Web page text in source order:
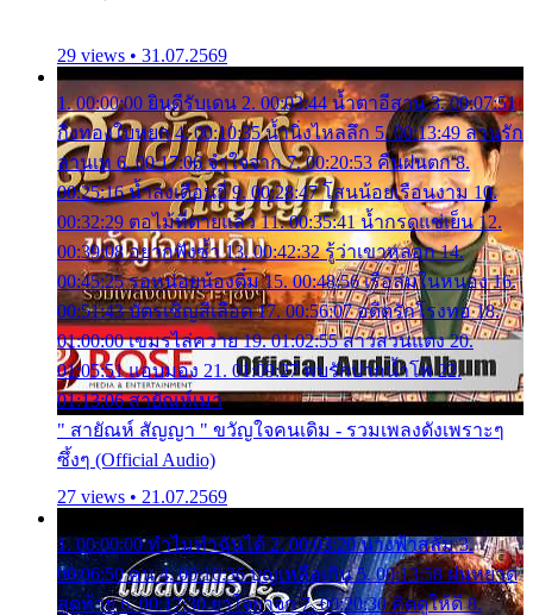
29 views • 31.07.2569
1. 00:00:00 ยินดีรับเดน 2. 00:03:44 น้ำตาอีสาน 3. 00:07:51
กิ่งทองใบหยก 4. 00:10:35 น้ำนิ่งไหลลึก 5. 00:13:49 ลานรัก
ลานเท 6. 00:17:06 จำใจจาก 7. 00:20:53 คืนฝนตก 8.
00:25:16 น้ำลงเดือนยี่ 9. 00:28:47 โสนน้อยเรือนงาม 10.
00:32:29 ตอไม้ที่ตายแล้ว 11. 00:35:41 น้ำกรดแช่เย็น 12.
00:39:08 อยากฟังซ้ำ 13. 00:42:32 รู้ว่าเขาหลอก 14.
00:45:25 รอหน่อยน้องติ๋ม 15. 00:48:56 เรือล่มในหนอง 16.
00:51:43 บัตรเชิญสีเลือด 17. 00:56:07 อดีตรักโรงทอ 18.
01:00:00 เขมรไล่ควาย 19. 01:02:55 สาวสวนแตง 20.
01:05:51 แอบมอง 21. 01:09:27 พบรักปากน้ำโพ 22.
01:13:06 สายัณห์เมา
" สายัณห์ สัญญา " ขวัญใจคนเดิม - รวมเพลงดังเพราะๆ
ซึ้งๆ (Official Audio)
27 views • 21.07.2569
1. 00:00:00 ทำไมทำฉันได้ 2. 00:03:20 นางฟ้าสลัม 3.
00:06:50 คน 4. 00:10:36 บุญเหลือเกิน 5. 00:13:58 ฝนหยาด
สุดท้าย 6. 00:17:30 ยาใจยาจก 7. 00:20:30 คิดดูให้ดี 8.